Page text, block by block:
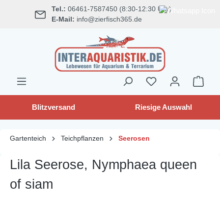
springen Tel.: 06461-7587450 (8:30-12:30 Uhr)
E-Mail: info@zierfisch365.de
Blitzversand Riesige Auswahl
Gartenteich Teichpflanzen Seerosen
Lila Seerose, Nymphaea queen
of siam